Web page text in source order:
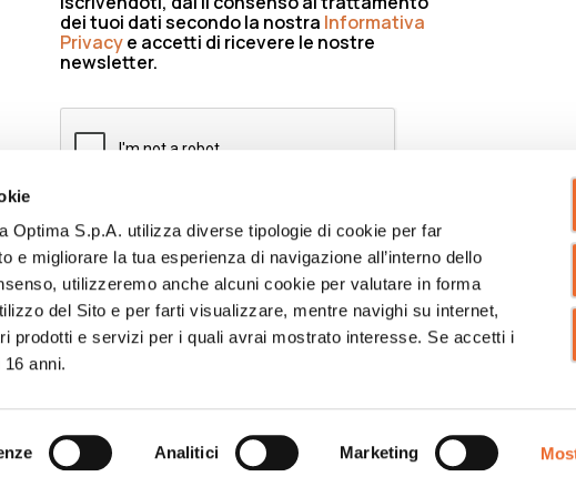
Optima S.p.A. utilizza diverse tipologie di cookie per far
e migliorare la tua esperienza di navigazione all’interno dello
utilizzeremo anche alcuni cookie per valutare in forma
del Sito e per farti visualizzare, mentre navighi su internet,
prodotti e servizi per i quali avrai mostrato interesse. Se accetti i
anni.
Analitici Marketing
dei tuoi dati secondo la nostra Informativa
Privacye accetti di ricevere le nostre
newsletter.
ISCRIVIMI
CODICE ETICO
FORNITORI LAVORA CON NOI ENG
SITE BYLIFE